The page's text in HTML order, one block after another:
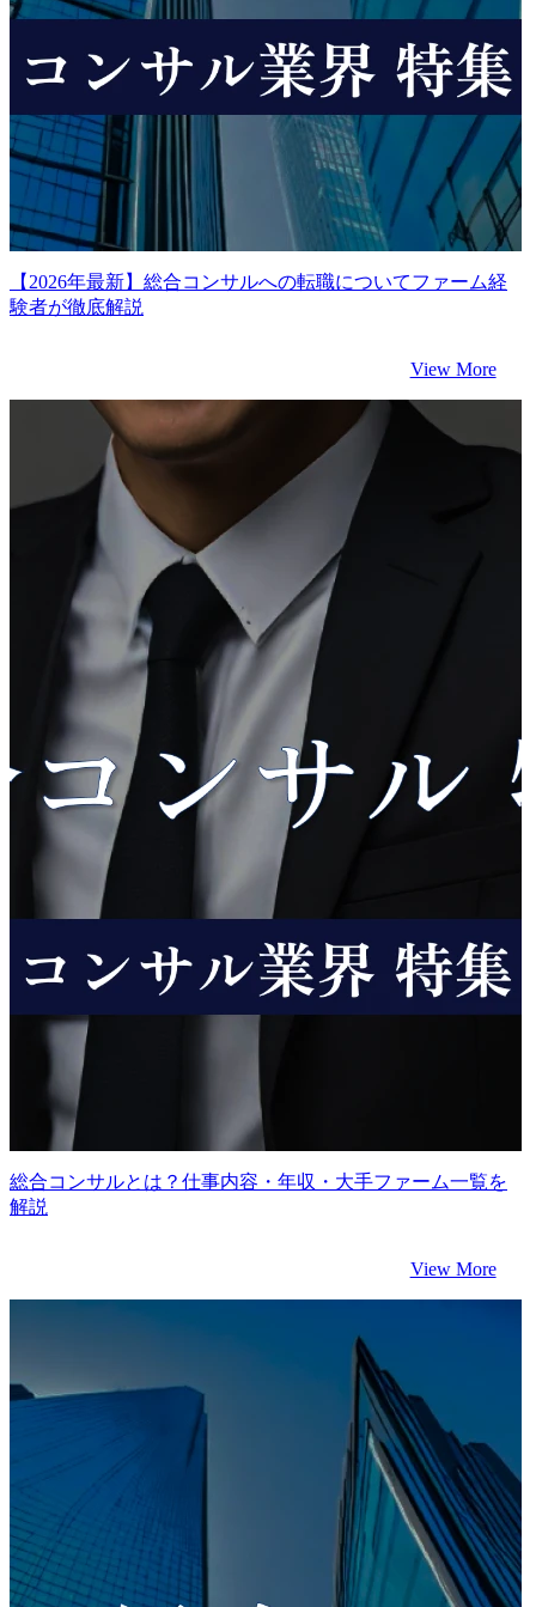
【2026年最新】総合コンサルへの転職についてファーム経
験者が徹底解説
View More
総合コンサルとは？仕事内容・年収・大手ファーム一覧を
解説
View More